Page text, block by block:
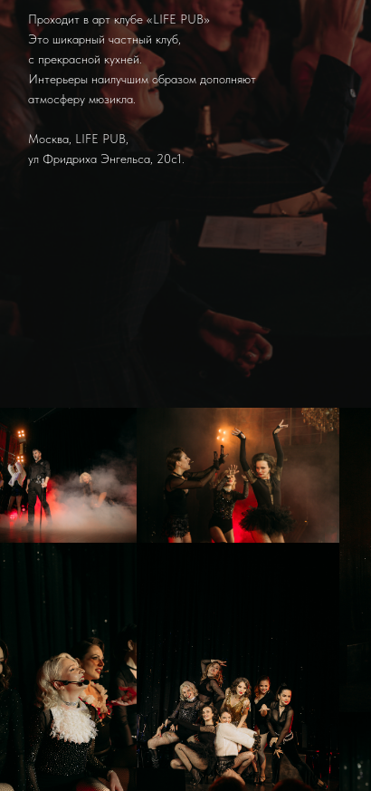
Проходит в арт клубе «LIFE PUB»
Это шикарный частный клуб,
с прекрасной кухней.
Интерьеры наилучшим образом дополняют
атмосферу мюзикла.
Москва, LIFE PUB,
ул Фридриха Энгельса, 20с1.